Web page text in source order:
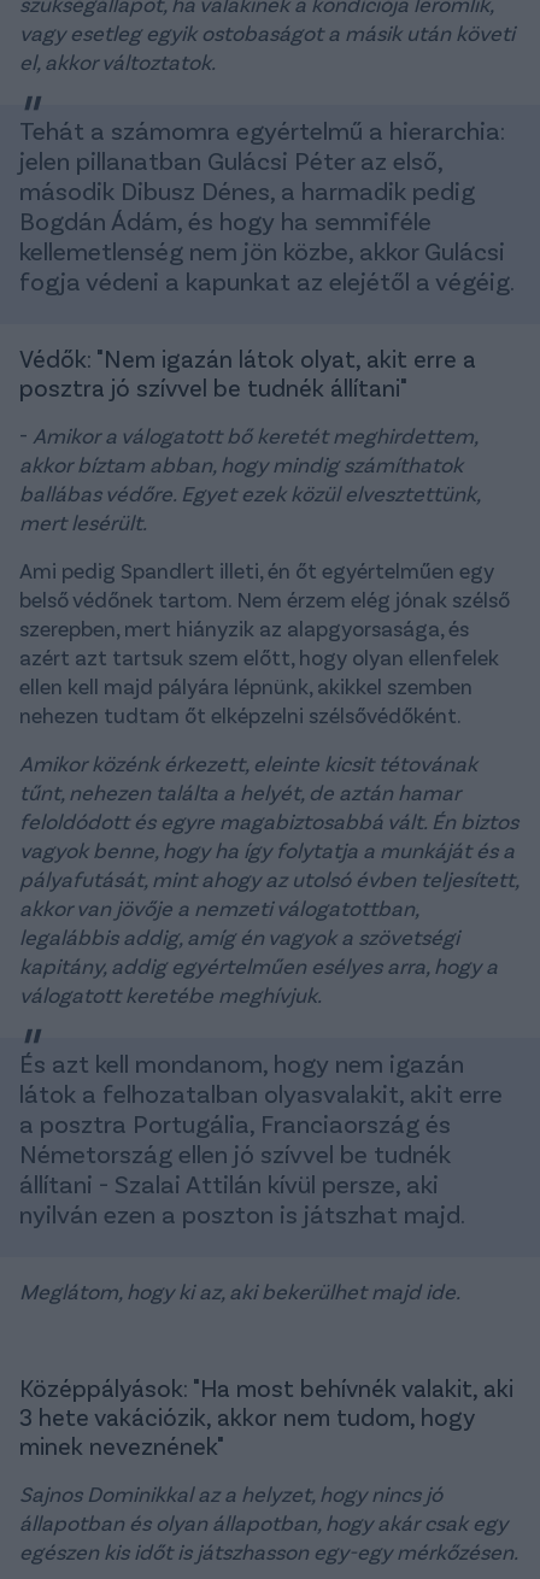
vagy esetleg egyik ostobaságot a másik után követi
el, akkor változtatok.
Tehát a számomra egyértelmű a hierarchia:
jelen pillanatban Gulácsi Péter az első,
második Dibusz Dénes, a harmadik pedig
Bogdán Ádám, és hogy ha semmiféle
kellemetlenség nem jön közbe, akkor Gulácsi
fogja védeni a kapunkat az elejétől a végéig.
Védők: "Nem igazán látok olyat, akit erre a
posztra jó szívvel be tudnék állítani"
- Amikor a válogatott bő keretét meghirdettem,
akkor bíztam abban, hogy mindig számíthatok
ballábas védőre. Egyet ezek közül elvesztettünk,
mert lesérült.
Ami pedig Spandlert illeti, én őt egyértelműen egy
belső védőnek tartom. Nem érzem elég jónak szélső
szerepben, mert hiányzik az alapgyorsasága, és
azért azt tartsuk szem előtt, hogy olyan ellenfelek
ellen kell majd pályára lépnünk, akikkel szemben
nehezen tudtam őt elképzelni szélsővédőként.
Amikor közénk érkezett, eleinte kicsit tétovának
tűnt, nehezen találta a helyét, de aztán hamar
feloldódott és egyre magabiztosabbá vált. Én biztos
vagyok benne, hogy ha így folytatja a munkáját és a
pályafutását, mint ahogy az utolsó évben teljesített,
akkor van jövője a nemzeti válogatottban,
legalábbis addig, amíg én vagyok a szövetségi
kapitány, addig egyértelműen esélyes arra, hogy a
válogatott keretébe meghívjuk.
És azt kell mondanom, hogy nem igazán
látok a felhozatalban olyasvalakit, akit erre
a posztra Portugália, Franciaország és
Németország ellen jó szívvel be tudnék
állítani - Szalai Attilán kívül persze, aki
nyilván ezen a poszton is játszhat majd.
Meglátom, hogy ki az, aki bekerülhet majd ide.
Középpályások: "Ha most behívnék valakit, aki
3 hete vakációzik, akkor nem tudom, hogy
minek neveznének"
Sajnos Dominikkal az a helyzet, hogy nincs jó
állapotban és olyan állapotban, hogy akár csak egy
egészen kis időt is játszhasson egy-egy mérkőzésen.